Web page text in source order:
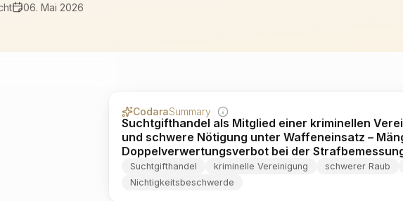
06. Mai 2026
CodaraSummary
Suchtgifthandel als Mitglied einer kriminellen
und schwere Nötigung unter Waffeneinsatz –
Doppelverwertungsverbot bei der
Suchtgifthandel kriminelle Vereinigung schwerer Raub
Nichtigkeitsbeschwerde